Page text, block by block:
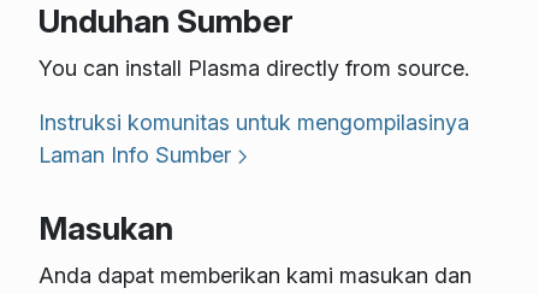
Unduhan Sumber
You can install Plasma directly from source.
Instruksi komunitas untuk mengompilasinya
Laman Info Sumber
Masukan
Anda dapat memberikan kami masukan dan